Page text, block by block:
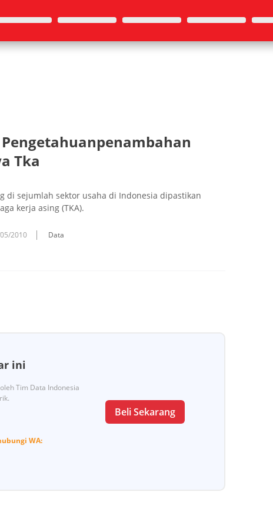
Tka
di sejumlah sektor usaha di Indonesia dipastikan
kerja asing (TKA).
2010 Data
ini
Tim Data Indonesia
WA:
Beli Sekarang